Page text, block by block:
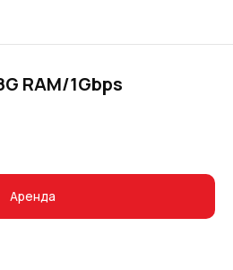
RAM/1Gbps
Аренда